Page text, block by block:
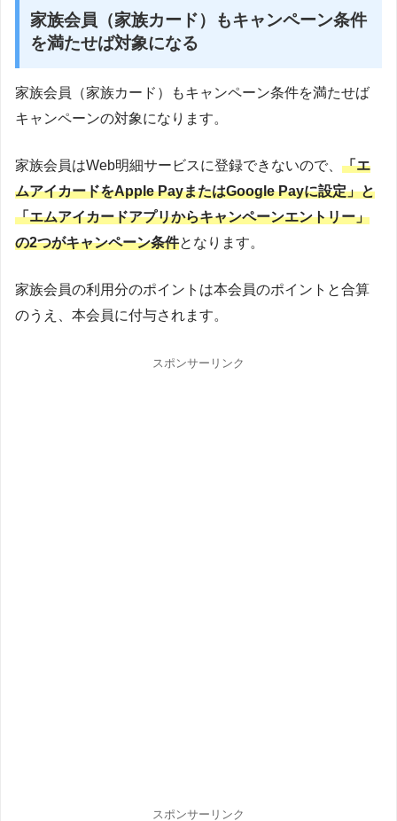
家族会員（家族カード）もキャンペーン条件
を満たせば対象になる
家族会員（家族カード）もキャンペーン条件を満たせば
キャンペーンの対象になります。
家族会員はWeb明細サービスに登録できないので、 「エ
ムアイカードをApple PayまたはGoogle Payに設定」と
「エムアイカードアプリからキャンペーンエントリー」
の2つがキャンペーン条件となります。
家族会員の利用分のポイントは本会員のポイントと合算
のうえ、本会員に付与されます。
スポンサーリンク
スポンサーリンク